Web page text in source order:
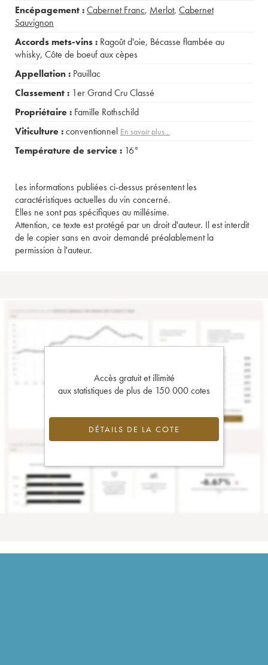
Encépagement :Cabernet Franc, Merlot, Cabernet
Sauvignon
Accords mets-vins : Ragoût d'oie, Bécasse flambée au
whisky, Côte de boeuf aux cèpes
Appellation : Pauillac
Classement : 1er Grand Cru Classé
Propriétaire : Famille Rothschild
Viticulture :conventionnel En savoir plus...
Température de service : 16°
Les informations publiées ci-dessus présentent les
caractéristiques actuelles du vin concerné.
Elles ne sont pas spécifiques au millésime.
Attention, ce texte est protégé par un droit d'auteur. Il est interdit
de le copier sans en avoir demandé préalablement la
permission à l'auteur.
Accès gratuit et illimité
aux statistiques de plus de 150 000 cotes
DÉTAILS DE LA COTE